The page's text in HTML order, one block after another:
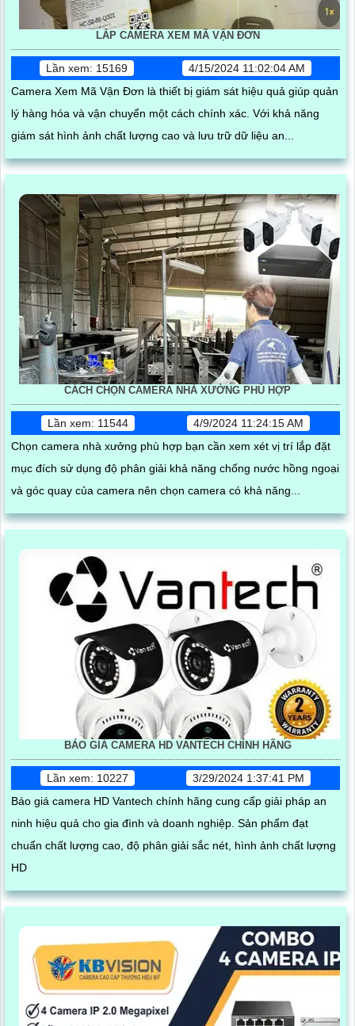
LẮP CAMERA XEM MÃ VẬN ĐƠN
Lần xem: 15169
4/15/2024 11:02:04 AM
Camera Xem Mã Vận Đơn là thiết bị giám sát hiệu quả giúp quản
lý hàng hóa và vận chuyển một cách chính xác. Với khả năng
giám sát hình ảnh chất lượng cao và lưu trữ dữ liệu an...
CÁCH CHỌN CAMERA NHÀ XƯỞNG PHÙ HỢP
Lần xem: 11544
4/9/2024 11:24:15 AM
Chọn camera nhà xưởng phù hợp bạn cần xem xét vị trí lắp đặt
mục đích sử dụng độ phân giải khả năng chống nước hồng ngoại
và góc quay của camera nên chọn camera có khả năng...
BÁO GIÁ CAMERA HD VANTECH CHÍNH HÃNG
Lần xem: 10227
3/29/2024 1:37:41 PM
Báo giá camera HD Vantech chính hãng cung cấp giải pháp an
ninh hiệu quả cho gia đình và doanh nghiệp. Sản phẩm đạt
chuẩn chất lượng cao, độ phân giải sắc nét, hình ảnh chất lượng
HD